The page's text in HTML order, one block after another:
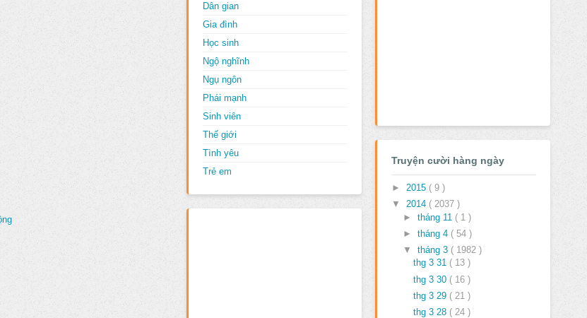
Dân gian
Gia đình
Học sinh
Ngộ nghĩnh
Ngụ ngôn
Phái mạnh
Sinh viên
Thế giới
Tình yêu
Trẻ em
Truyện cười hàng ngày
► 2015 ( 9 )
▼ 2014 ( 2037 )
► tháng 11 ( 1 )
► tháng 4 ( 54 )
▼ tháng 3 ( 1982 )
thg 3 31 ( 13 )
thg 3 30 ( 16 )
thg 3 29 ( 21 )
thg 3 28 ( 24 )